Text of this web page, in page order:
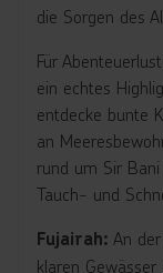
die Sorgen des
Für
ein echtes
entdecke bunte
an
rund um Sir
Tauch- und
Fujairah: An
klaren